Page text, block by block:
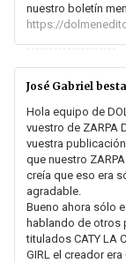
nuestro boletín
https://
José Gabriel
Hola equipo de
vuestro de ZARPA
vuestra
que nuestro
creía que eso era
agradable.
Bueno ahora sólo
hablando de otros
titulados CATY LA
GIRL el creador